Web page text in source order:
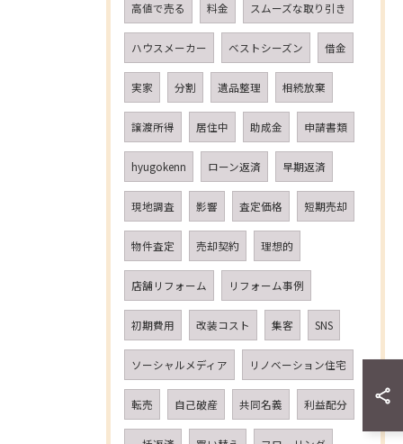
高値で売る 料金 スムーズな取り引き
ハウスメーカー ベストシーズン 借金
実家 分割 遺品整理 相続放棄
譲渡所得 居住中 助成金 申請書類
hyugokenn ローン返済 早期返済
現地調査 影響 査定価格 短期売却
物件査定 売却契約 理想的
店舗リフォーム リフォーム事例
初期費用 改装コスト 集客 SNS
ソーシャルメディア リノベーション住宅
転売 自己破産 共同名義 利益配分